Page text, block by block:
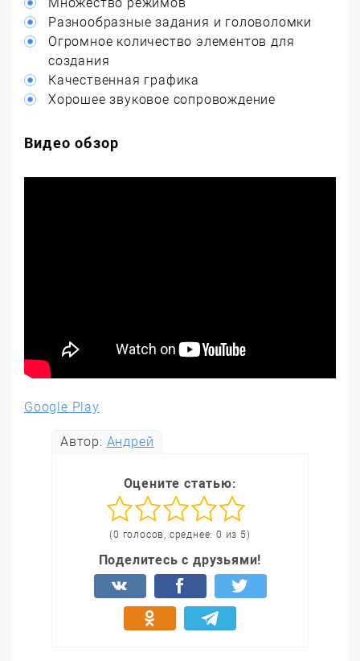
Разнообразные задания и головоломки
Огромное количество элементов для
создания
Качественная графика
Хорошее звуковое сопровождение
Видео обзор
Google Play
Автор: Андрей
Оцените статью:
(0 голосов, среднее: 0 из 5)
Поделитесь с друзьями!